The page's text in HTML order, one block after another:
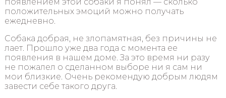
положительных эмоций можно получать
ежедневно.
Собака добрая, не злопамятная, без причины не
лает. Прошло уже два года с момента ее
появления в нашем доме. За это время ни разу
не пожалел о сделанном выборе ни я сам ни
мои близкие. Очень рекомендую добрым людям
завести себе такого друга.